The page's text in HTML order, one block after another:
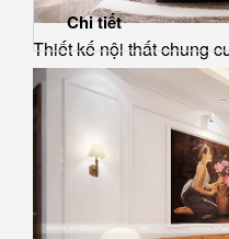
Thiết kế nội thất chung
Chi tiết